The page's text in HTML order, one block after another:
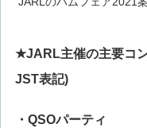
★JARL主催の主要コ
JST表記)
・QSOパーティ